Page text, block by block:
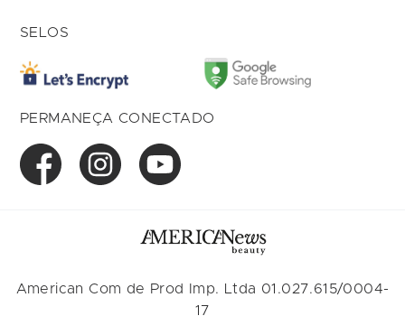
SELOS
PERMANEÇA CONECTADO
American Com de Prod Imp. Ltda 01.027.615/0004-
17